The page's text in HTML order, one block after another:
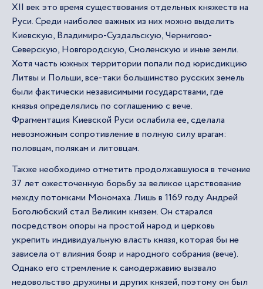
XII век это время существования отдельных княжеств на
Руси. Среди наиболее важных из них можно выделить
Киевскую, Владимиро-Суздальскую, Чернигово-
Северскую, Новгородскую, Смоленскую и иные земли.
Хотя часть южных территории попали под юрисдикцию
Литвы и Польши, все-таки большинство русских земель
были фактически независимыми государствами, где
князья определялись по соглашению с вече.
Фрагментация Киевской Руси ослабила ее, сделала
невозможным сопротивление в полную силу врагам:
половцам, полякам и литовцам.
Также необходимо отметить продолжавшуюся в течение
37 лет ожесточенную борьбу за великое царствование
между потомками Мономаха. Лишь в 1169 году Андрей
Боголюбский стал Великим князем. Он старался
посредством опоры на простой народ и церковь
укрепить индивидуальную власть князя, которая бы не
зависела от влияния бояр и народного собрания (вече).
Однако его стремление к самодержавию вызвало
недовольство дружины и других князей, поэтому он был